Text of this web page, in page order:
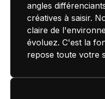
angles
créatives à saisir.
claire de
évoluez. C'est la
repose toute votre